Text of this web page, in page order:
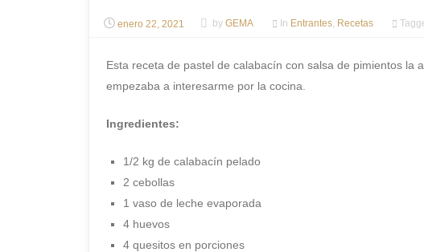
enero 22, 2021 by GEMA In Entrantes, Recetas
Esta receta de pastel de calabacín con salsa de pimientos
empezaba a interesarme por la cocina.
Ingredientes:
1/2 kg de calabacín pelado
2 cebollas
1 vaso de leche evaporada
4 huevos
4 quesitos en porciones